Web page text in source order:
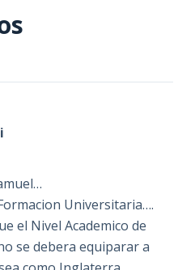
Universitaria….
el Nivel Academico de
se debera equiparar a